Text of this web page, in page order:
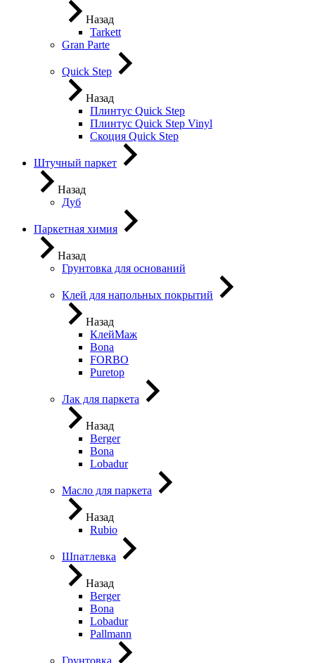
Назад
Tarkett
Gran Parte
Quick Step
Назад
Плинтус Quick Step
Плинтус Quick Step Vinyl
Скоция Quick Step
Штучный паркет
Назад
Дуб
Паркетная химия
Назад
Грунтовка для оснований
Клей для напольных покрытий
Назад
КлейМаж
Bona
FORBO
Puretop
Лак для паркета
Назад
Berger
Bona
Lobadur
Масло для паркета
Назад
Rubio
Шпатлевка
Назад
Berger
Bona
Lobadur
Pallmann